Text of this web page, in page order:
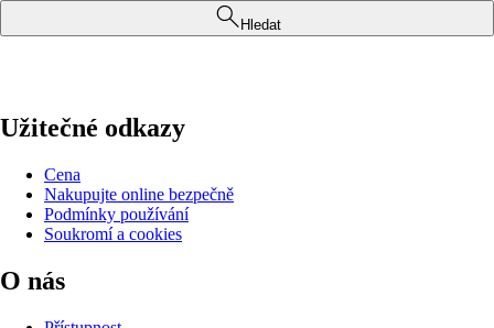
Hledat
Užitečné odkazy
Cena
Nakupujte online bezpečně
Podmínky používání
Soukromí a cookies
O nás